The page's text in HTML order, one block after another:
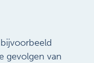
gevolgen van